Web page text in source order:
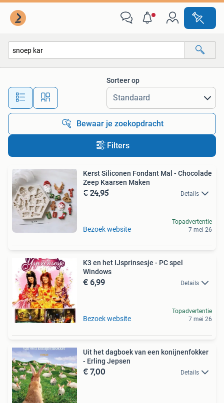
Alle afstanden…
Sorteer op
Bewaar je zoekopdracht
Filters
Kerst Siliconen Fondant Mal - Chocolade
Zeep Kaarsen Maken
€ 24,95 Details
Bezoek website
Topadvertentie
7 mei 26
K3 en het IJsprinsesje - PC spel
Windows
€ 6,99 Details
Bezoek website
Topadvertentie
7 mei 26
Uit het dagboek van een konijnenfokker
- Erling Jepsen
€ 7,00 Details